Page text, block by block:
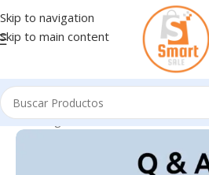
Skip to navigation
Skip to main content
Inicio/Ingresando